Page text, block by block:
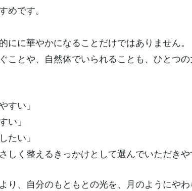
めです。
にに華やかになることだけではありません。
ことや、自然体でいられることも、ひとつ
すい」
い」
たい」
しく整えるきっかけとして選んでいただき
り、自分のもともとの光を、月のようにや